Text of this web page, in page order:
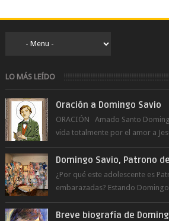
LO MÁS LEÍDO
Oración a Domingo Savio
ORACIÓN Amado Santo
vida totalmente por el amor a
a la juventud para ...
Domingo Savio, Patrono
¿Por qué este adolescente es
embarazadas? Estando
día le pide a Don Bosco...
Breve biografía de